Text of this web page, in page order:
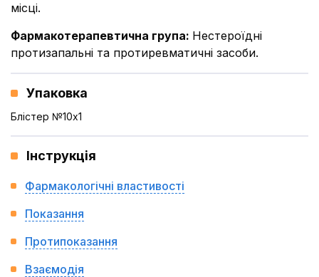
місці.
Фармакотерапевтична група: Нестероїдні
протизапальні та протиревматичні засоби.
Упаковка
Блістер №10x1
Інструкція
Фармакологічні властивості
Показання
Протипоказання
Взаємодія